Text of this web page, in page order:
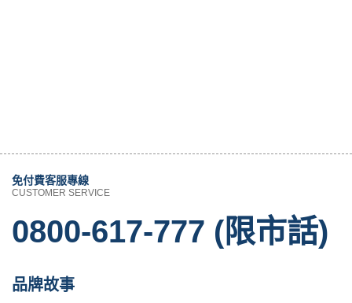
免付費客服專線
CUSTOMER SERVICE
0800-617-777 (限市話)
品牌故事